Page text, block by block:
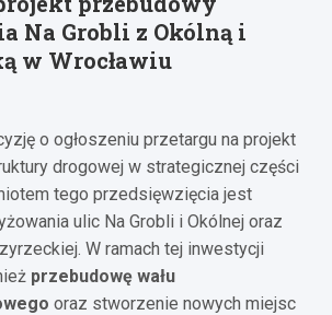
Na Grobli z Okólną i
w Wrocławiu
o ogłoszeniu przetargu na projekt
drogowej w strategicznej części
tego przedsięwzięcia jest
ulic Na Grobli i Okólnej oraz
W ramach tej inwestycji
przebudowę wału
oraz stworzenie nowych miejsc